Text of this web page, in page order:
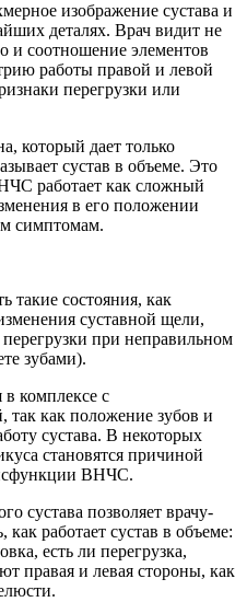
изображение сустава и
деталях. Врач видит не
и соотношение элементов
работы правой и левой
перегрузки или
который дает только
сустав в объеме. Это
работает как сложный
в его положении
симптомам.
такие состояния, как
суставной щели,
при неправильном
зубами).
комплексе с
так как положение зубов и
сустава. В некоторых
становятся причиной
ВНЧС.
сустава позволяет врачу-
работает сустав в объеме:
есть ли перегрузка,
правая и левая стороны, как